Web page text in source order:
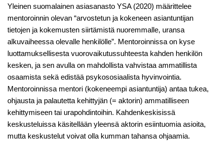
Yleinen suomalainen asiasanasto YSA (2020) määrittelee
mentoroinnin olevan “arvostetun ja kokeneen asiantuntijan
tietojen ja kokemusten siirtämistä nuoremmalle, uransa
alkuvaiheessa olevalle henkilölle”. Mentoroinnissa on kyse
luottamuksellisesta vuorovaikutussuhteesta kahden henkilön
kesken, ja sen avulla on mahdollista vahvistaa ammatillista
osaamista sekä edistää psykososiaalista hyvinvointia.
Mentoroinnissa mentori (kokeneempi asiantuntija) antaa tukea,
ohjausta ja palautetta kehittyjän (= aktorin) ammatilliseen
kehittymiseen tai urapohdintoihin. Kahdenkeskisissä
keskusteluissa käsitellään yleensä aktorin esiintuomia asioita,
mutta keskustelut voivat olla kumman tahansa ohjaamia.